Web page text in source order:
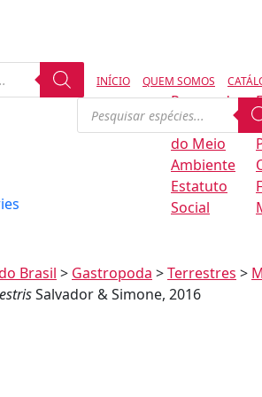
INÍCIO QUEM SOMOS
Regras de
Conservação
do Meio
Ambiente
Estatuto
Social
Brasil > Gastropoda >Terrestres >
Salvador & Simone, 2016